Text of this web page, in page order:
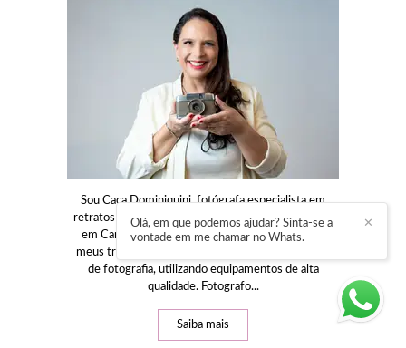
Sou Caca Dominiquini, fotógrafa especialista em
retratos corporativos e posicionamento de imagem
em Campinas e região desde 2009.Em todos os
meus trabalhos procuro aplicar técnicas avançadas
de fotografia, utilizando equipamentos de alta
qualidade. Fotografo...
Saiba mais
✕
Olá, em que podemos ajudar? Sinta-se a
vontade em me chamar no Whats.